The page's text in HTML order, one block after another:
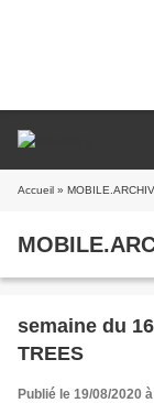
Accueil »
semaine du
TREES
Publié le 19/08/2020